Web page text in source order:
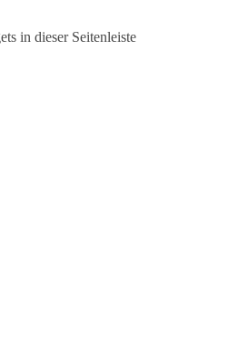
in dieser Seitenleiste